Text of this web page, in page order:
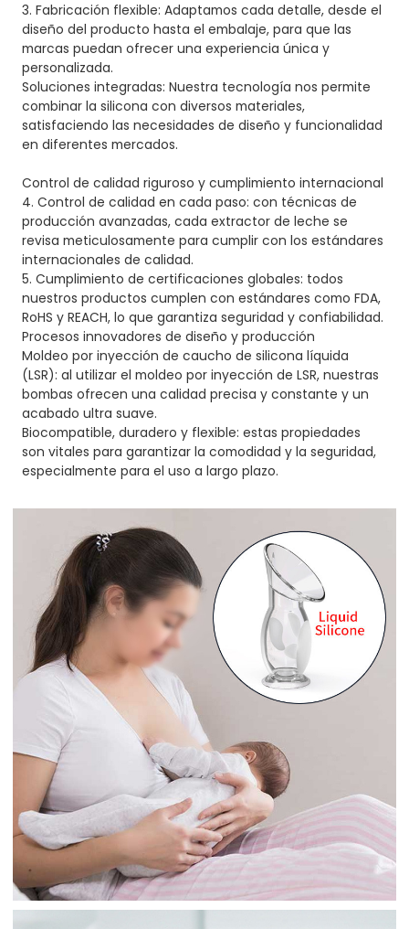
3. Fabricación flexible: Adaptamos cada detalle, desde el
diseño del producto hasta el embalaje, para que las
marcas puedan ofrecer una experiencia única y
personalizada.
Soluciones integradas: Nuestra tecnología nos permite
combinar la silicona con diversos materiales,
satisfaciendo las necesidades de diseño y funcionalidad
en diferentes mercados.
Control de calidad riguroso y cumplimiento internacional
4. Control de calidad en cada paso: con técnicas de
producción avanzadas, cada extractor de leche se
revisa meticulosamente para cumplir con los estándares
internacionales de calidad.
5. Cumplimiento de certificaciones globales: todos
nuestros productos cumplen con estándares como FDA,
RoHS y REACH, lo que garantiza seguridad y confiabilidad.
Procesos innovadores de diseño y producción
Moldeo por inyección de caucho de silicona líquida
(LSR): al utilizar el moldeo por inyección de LSR, nuestras
bombas ofrecen una calidad precisa y constante y un
acabado ultra suave.
Biocompatible, duradero y flexible: estas propiedades
son vitales para garantizar la comodidad y la seguridad,
especialmente para el uso a largo plazo.